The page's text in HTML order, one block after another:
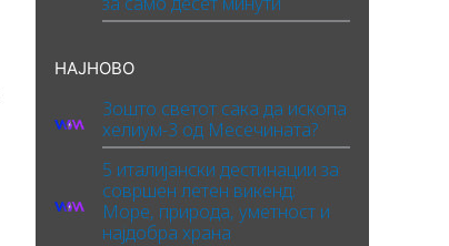
НАЈНОВО
Зошто светот сака да ископа
хелиум-3 од Месечината?
5 италијански дестинации за
совршен летен викенд:
Море, природа, уметност и
најдобра храна